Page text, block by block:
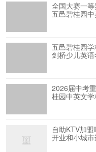
全国大赛一
五邑碧桂园
五邑碧桂园
剑桥少儿英
2026届中考
桂园中英文
自助KTV加
开业和小城